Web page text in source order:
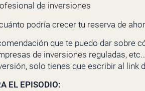
de inversiones
podría crecer tu reserva de
que te puedo dar sobre
de inversiones reguladas,
solo tienes que escribir al link
EL EPISODIO: